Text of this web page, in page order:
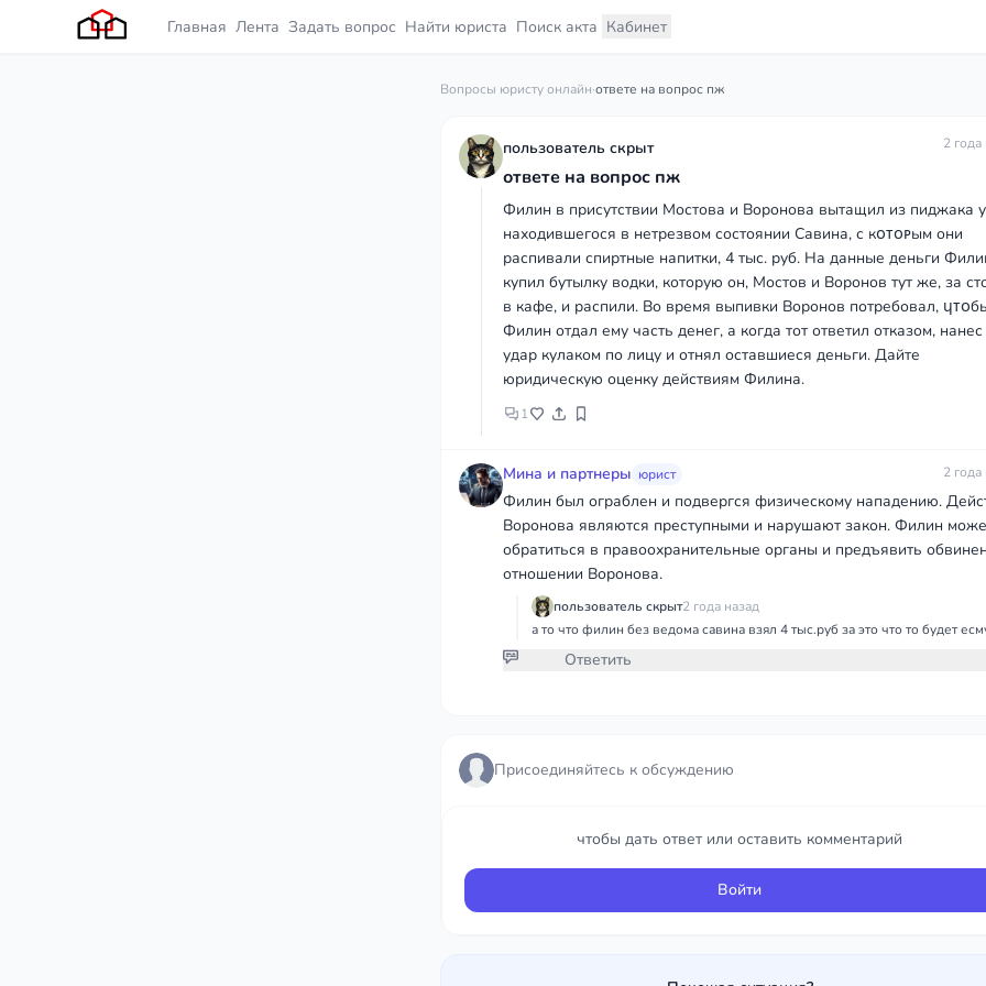
Главная Лента Задать вопрос Найти юриста Поиск акта Кабинет
Вопросы юристу онлайн·ответе на вопрос пж
пользователь скрыт 2 года
ответе на вопрос пж
Филин в присутствии Мостова и Воронова вытащил из пиджака у
находившегося в нетрезвом состоянии Савина, с кᴏᴛᴏᴩым они
распивали спиртные напитки, 4 тыс. руб. На данные деньги
купил бутылку водки, которую он, Мостов и Воронов тут же, за
в кафе, и распили. Во время выпивки Воронов потребовал,
Филин отдал ему часть денег, а когда тот ответил отказом,
удар кулаком по лицу и отнял оставшиеся деньги. Дайте
юридическую оценку действиям Филина.
1
Мина и партнеры юрист 2 года
Филин был ограблен и подвергся физическому нападению.
Воронова являются преступными и нарушают закон. Филин
обратиться в правоохранительные органы и предъявить
отношении Воронова.
пользователь скрыт2 года назад
а то что филин без ведома савина взял 4 тыс.руб за это что то будет
Ответить
Войти
Присоединяйтесь к обсуждению
чтобы дать ответ или оставить комментарий
Войти